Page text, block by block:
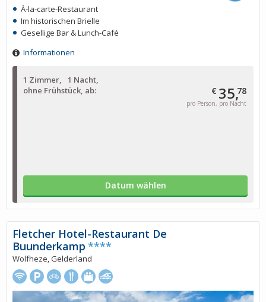
1 Zimmer
1 Nacht
ohne Frühstück, ab:
€ 35,78
pro Person, pro Nacht
Datum wählen
À-la-carte-Restaurant
Im historischen Brielle
Gesellige Bar & Lunch-Café
Informationen
Fletcher Hotel-Restaurant De
Buunderkamp ****
Wolfheze, Gelderland